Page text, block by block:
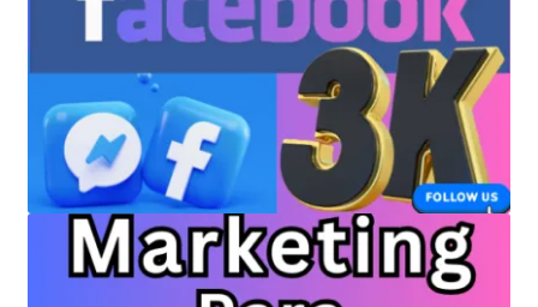
JuanSabeloTodo tu Anfitrión
Nicky Jam
NickyJam PMFs/FAQs
Papi Longaniza